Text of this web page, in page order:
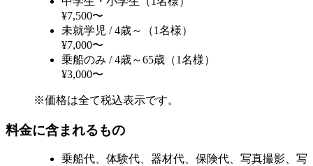
¥7,500〜
未就学児 / 4歳～（1名様）
¥7,000〜
乗船のみ / 4歳～65歳（1名様）
¥3,000〜
※価格は全て税込表示です。
料金に含まれるもの
乗船代、体験代、器材代、保険代、写真撮影、写